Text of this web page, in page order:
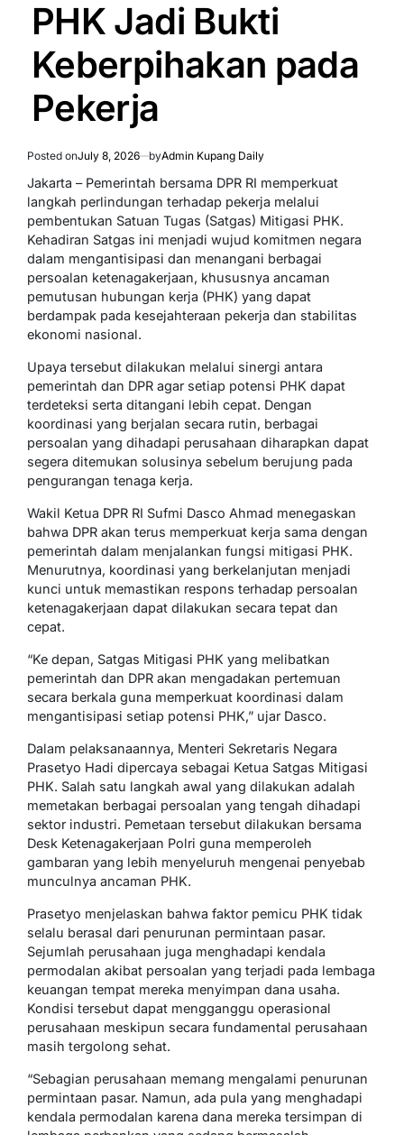
PHK Jadi Bukti
Keberpihakan pada
Pekerja
Posted onJuly 8, 2026 byAdmin Kupang Daily
Jakarta – Pemerintah bersama DPR RI memperkuat
langkah perlindungan terhadap pekerja melalui
pembentukan Satuan Tugas (Satgas) Mitigasi PHK.
Kehadiran Satgas ini menjadi wujud komitmen negara
dalam mengantisipasi dan menangani berbagai
persoalan ketenagakerjaan, khususnya ancaman
pemutusan hubungan kerja (PHK) yang dapat
berdampak pada kesejahteraan pekerja dan stabilitas
ekonomi nasional.
Upaya tersebut dilakukan melalui sinergi antara
pemerintah dan DPR agar setiap potensi PHK dapat
terdeteksi serta ditangani lebih cepat. Dengan
koordinasi yang berjalan secara rutin, berbagai
persoalan yang dihadapi perusahaan diharapkan dapat
segera ditemukan solusinya sebelum berujung pada
pengurangan tenaga kerja.
Wakil Ketua DPR RI Sufmi Dasco Ahmad menegaskan
bahwa DPR akan terus memperkuat kerja sama dengan
pemerintah dalam menjalankan fungsi mitigasi PHK.
Menurutnya, koordinasi yang berkelanjutan menjadi
kunci untuk memastikan respons terhadap persoalan
ketenagakerjaan dapat dilakukan secara tepat dan
cepat.
“Ke depan, Satgas Mitigasi PHK yang melibatkan
pemerintah dan DPR akan mengadakan pertemuan
secara berkala guna memperkuat koordinasi dalam
mengantisipasi setiap potensi PHK,” ujar Dasco.
Dalam pelaksanaannya, Menteri Sekretaris Negara
Prasetyo Hadi dipercaya sebagai Ketua Satgas Mitigasi
PHK. Salah satu langkah awal yang dilakukan adalah
memetakan berbagai persoalan yang tengah dihadapi
sektor industri. Pemetaan tersebut dilakukan bersama
Desk Ketenagakerjaan Polri guna memperoleh
gambaran yang lebih menyeluruh mengenai penyebab
munculnya ancaman PHK.
Prasetyo menjelaskan bahwa faktor pemicu PHK tidak
selalu berasal dari penurunan permintaan pasar.
Sejumlah perusahaan juga menghadapi kendala
permodalan akibat persoalan yang terjadi pada lembaga
keuangan tempat mereka menyimpan dana usaha.
Kondisi tersebut dapat mengganggu operasional
perusahaan meskipun secara fundamental perusahaan
masih tergolong sehat.
“Sebagian perusahaan memang mengalami penurunan
permintaan pasar. Namun, ada pula yang menghadapi
kendala permodalan karena dana mereka tersimpan di